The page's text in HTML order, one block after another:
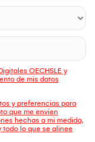
OECHSLE y
de mis datos
y preferencias para
que me envien
hechas a mi medida,
todo lo que se alinee